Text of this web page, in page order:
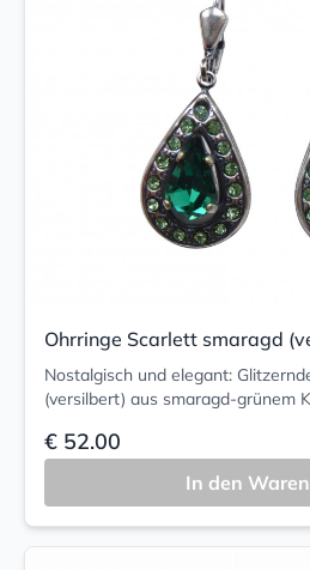
Ohrringe Scarlett smaragd
Nostalgisch und elegant:
(versilbert) aus smaragd-grünem
€ 52.00
In den